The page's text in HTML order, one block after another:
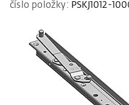
číslo položky: PSKJ1012-